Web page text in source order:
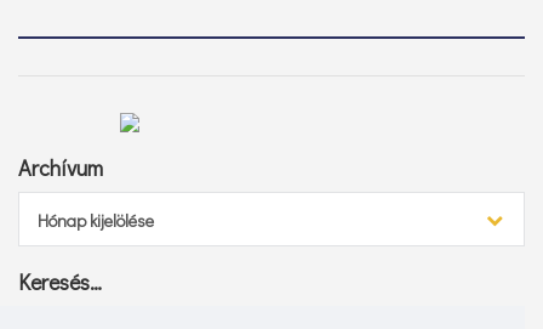
Archívum
Hónap kijelölése
Keresés…